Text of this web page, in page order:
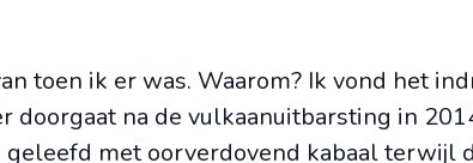
toen ik er was. Waarom? Ik vond het
doorgaat na de vulkaanuitbarsting in
met oorverdovend kabaal terwijl